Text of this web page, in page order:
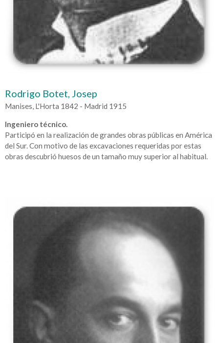
Rodrigo Botet, Josep
Manises, L'Horta 1842 - Madrid 1915
Ingeniero técnico.
Participó en la realización de grandes obras públicas en América
del Sur. Con motivo de las excavaciones requeridas por estas
obras descubrió huesos de un tamaño muy superior al habitual.